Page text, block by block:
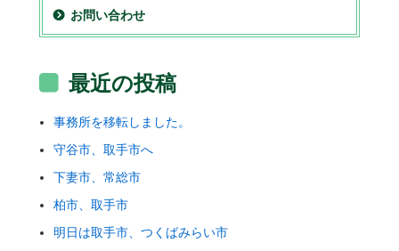
お問い合わせ
最近の投稿
事務所を移転しました。
守谷市、取手市へ
下妻市、常総市
柏市、取手市
明日は取手市、つくばみらい市